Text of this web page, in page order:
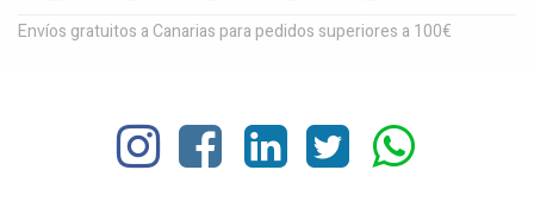
Envíos gratuitos a Canarias para pedidos superiores a 100€